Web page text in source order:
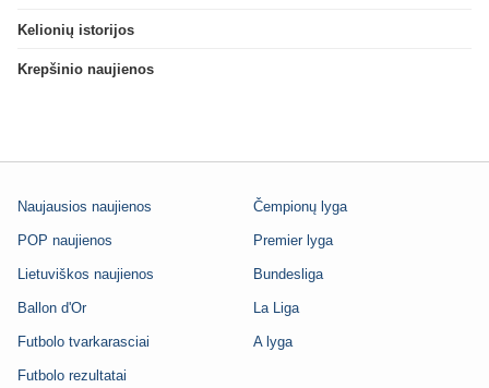
Kelionių istorijos
Krepšinio naujienos
Naujausios naujienos
POP naujienos
Lietuviškos naujienos
Ballon d'Or
Futbolo tvarkarasciai
Futbolo rezultatai
Čempionų lyga
Premier lyga
Bundesliga
La Liga
A lyga